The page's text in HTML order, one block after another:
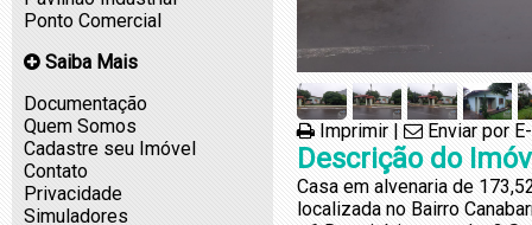
Ponto Comercial
Saiba Mais
Documentação
Quem Somos
Cadastre seu Imóvel
Contato
Privacidade
Simuladores
Imprimir | Enviar por
Descrição do
Casa em alvenaria de
localizada no Bairro